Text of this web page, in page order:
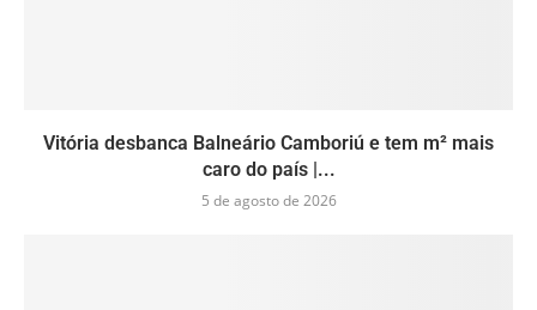
Vitória desbanca Balneário Camboriú e tem m² mais
caro do país |...
5 de agosto de 2026